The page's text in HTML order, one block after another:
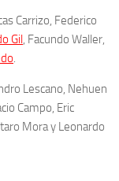
Carrizo, Federico
Gil , Facundo Waller,
.
Lescano, Nehuen
Campo, Eric
Mora y Leonardo